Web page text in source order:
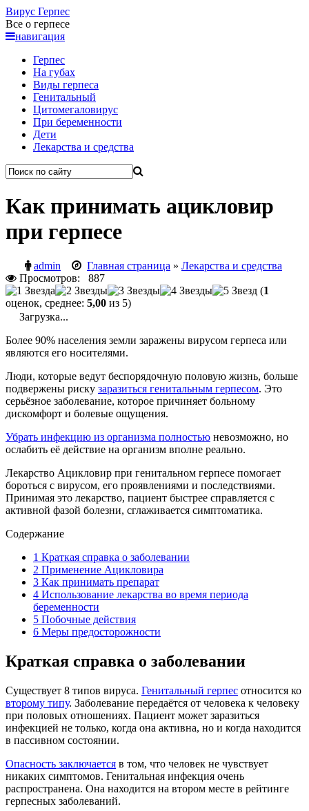
Вирус Герпес
Все о герпесе
навигация
Герпес
На губах
Виды герпеса
Генитальный
Цитомегаловирус
При беременности
Дети
Лекарства и средства
Как принимать ацикловир
при герпесе
admin Главная страница » Лекарства и средства
Просмотров: 887
(1
оценок, среднее: 5,00 из 5)
Загрузка...
Более 90% населения земли заражены вирусом герпеса или
являются его носителями.
Люди, которые ведут беспорядочную половую жизнь, больше
подвержены риску заразиться генитальным герпесом. Это
серьёзное заболевание, которое причиняет больному
дискомфорт и болевые ощущения.
Убрать инфекцию из организма полностью невозможно, но
ослабить её действие на организм вполне реально.
Лекарство Ацикловир при генитальном герпесе помогает
бороться с вирусом, его проявлениями и последствиями.
Принимая это лекарство, пациент быстрее справляется с
активной фазой болезни, сглаживается симптоматика.
Содержание
1 Краткая справка о заболевании
2 Применение Ацикловира
3 Как принимать препарат
4 Использование лекарства во время периода
беременности
5 Побочные действия
6 Меры предосторожности
Краткая справка о заболевании
Существует 8 типов вируса. Генитальный герпес относится ко
второму типу. Заболевание передаётся от человека к человеку
при половых отношениях. Пациент может заразиться
инфекцией не только, когда она активна, но и когда находится
в пассивном состоянии.
Опасность заключается в том, что человек не чувствует
никаких симптомов. Генитальная инфекция очень
распространена. Она находится на втором месте в рейтинге
герпесных заболеваний.